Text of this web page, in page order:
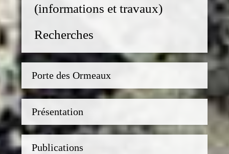
(informations et travaux)
Recherches
Porte des Ormeaux
Présentation
Publications